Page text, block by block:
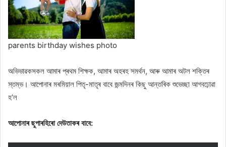
parents birthday wishes photo
অভিভাৱকসকল আমাৰ প্ৰথম শিক্ষক, আমাৰ অহৰহ সমৰ্থন, আৰু আমাৰ অটল শক্তিৰ
স্তম্ভ। আপোনাৰ মৰমিয়াল পিতৃ-মাতৃৰ বাবে জন্মদিনৰ কিছু আন্তৰিক শুভেচ্ছা আগবঢ়োৱা
হ’ল
আপোনাৰ ছুপাৰহিৰো দেউতাকৰ বাবে: